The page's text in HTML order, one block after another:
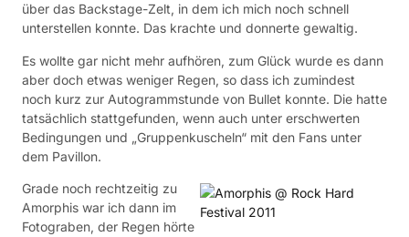
über das Backstage-Zelt, in dem ich mich noch schnell
unterstellen konnte. Das krachte und donnerte gewaltig.
Es wollte gar nicht mehr aufhören, zum Glück wurde es dann
aber doch etwas weniger Regen, so dass ich zumindest
noch kurz zur Autogrammstunde von Bullet konnte. Die hatte
tatsächlich stattgefunden, wenn auch unter erschwerten
Bedingungen und „Gruppenkuscheln“ mit den Fans unter
dem Pavillon.
Grade noch rechtzeitig zu
Amorphis war ich dann im
Fotograben, der Regen hörte